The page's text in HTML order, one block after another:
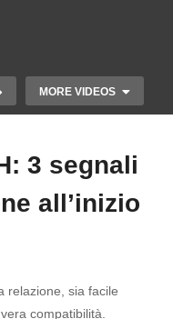
MORE VIDEOS
i casi
3 segnali
all’inizio
relazione, sia facile
compatibilità.